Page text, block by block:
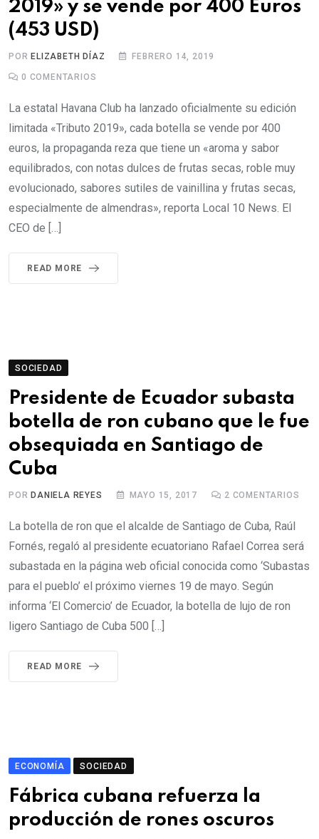
2019» y se vende por 400 Euros
(453 USD)
PORELIZABETH DÍAZ FEBRERO 14, 2019
0 COMENTARIOS
La estatal Havana Club ha lanzado oficialmente su edición
limitada «Tributo 2019», cada botella se vende por 400
euros, la propaganda reza que tiene un «aroma y sabor
equilibrados, con notas dulces de frutas secas, roble muy
evolucionado, sabores sutiles de vainillina y frutas secas,
especialmente de almendras», reporta Local 10 News. El
CEO de […]
READ MORE
SOCIEDAD
Presidente de Ecuador subasta
botella de ron cubano que le fue
obsequiada en Santiago de
Cuba
PORDANIELA REYES MAYO 15, 2017 2 COMENTARIOS
La botella de ron que el alcalde de Santiago de Cuba, Raúl
Fornés, regaló al presidente ecuatoriano Rafael Correa será
subastada en la página web oficial conocida como ‘Subastas
para el pueblo’ el próximo viernes 19 de mayo. Según
informa ‘El Comercio’ de Ecuador, la botella de lujo de ron
ligero Santiago de Cuba 500 […]
READ MORE
ECONOMÍA SOCIEDAD
Fábrica cubana refuerza la
producción de rones oscuros